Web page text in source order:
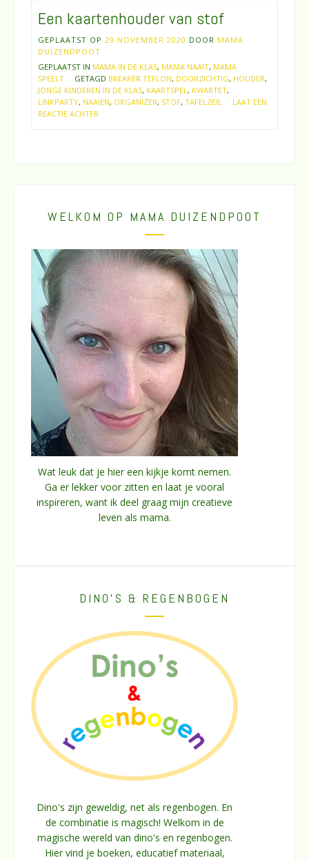
Een kaartenhouder van stof
GEPLAATST OP 29 NOVEMBER 2020 DOOR MAMA
DUIZENDPOOT
GEPLAATST IN MAMA IN DE KLAS, MAMA NAAIT, MAMA
SPEELT
GETAGD BREAKER TEFLON, DOORZICHTIG, HOUDER,
JONGE KINDEREN IN DE KLAS, KAARTSPEL, KWARTET,
LINKPARTY, NAAIEN, ORGANIZER, STOF, TAFELZEIL
LAAT EEN
REACTIE ACHTER
WELKOM OP MAMA DUIZENDPOOT
Wat leuk dat je hier een kijkje komt nemen.
Ga er lekker voor zitten en laat je vooral
inspireren, want ik deel graag mijn creatieve
leven als mama.
DINO’S & REGENBOGEN
Dino's zijn geweldig, net als regenbogen. En
de combinatie is magisch! Welkom in de
magische wereld van dino's en regenbogen.
Hier vind je boeken, educatief materiaal,